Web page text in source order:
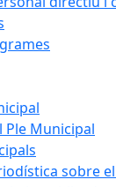
Ple Municipal
sobre